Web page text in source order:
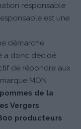
responsable
est une
démarche
a donc décidé
de répondre aux
MON
de la
Vergers
producteurs